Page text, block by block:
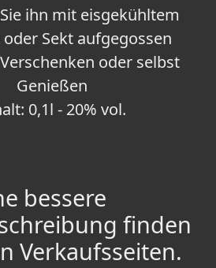
ihn mit eisgekühltem
oder Sekt aufgegossen
oder selbst
Genießen
0,1l - 20% vol.
bessere
finden
Verkaufsseiten.